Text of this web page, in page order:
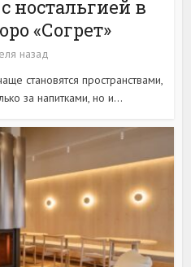
в
«Согрет»
назад
становятся пространствами,
за напитками, но и...